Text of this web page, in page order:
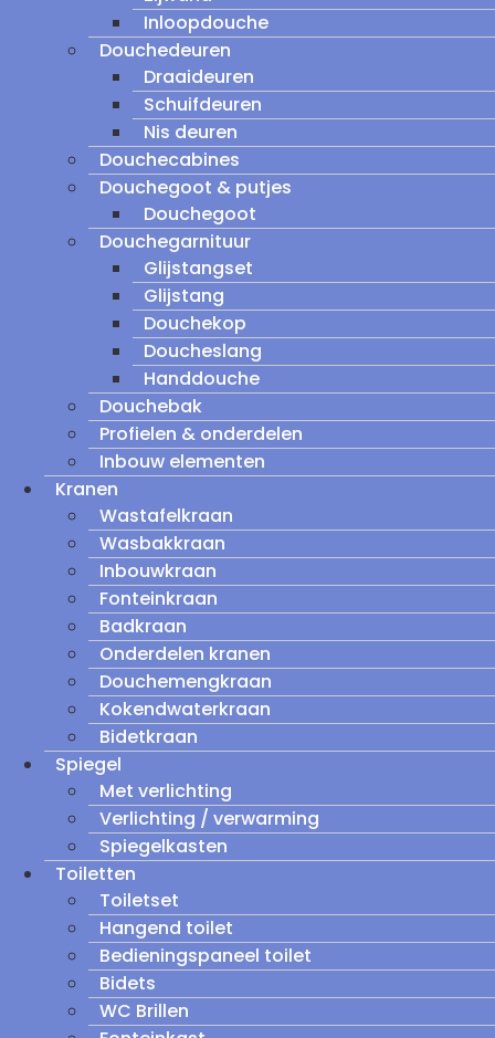
Inloopdouche
Douchedeuren
Draaideuren
Schuifdeuren
Nis deuren
Douchecabines
Douchegoot & putjes
Douchegoot
Douchegarnituur
Glijstangset
Glijstang
Douchekop
Doucheslang
Handdouche
Douchebak
Profielen & onderdelen
Inbouw elementen
Kranen
Wastafelkraan
Wasbakkraan
Inbouwkraan
Fonteinkraan
Badkraan
Onderdelen kranen
Douchemengkraan
Kokendwaterkraan
Bidetkraan
Spiegel
Met verlichting
Verlichting / verwarming
Spiegelkasten
Toiletten
Toiletset
Hangend toilet
Bedieningspaneel toilet
Bidets
WC Brillen